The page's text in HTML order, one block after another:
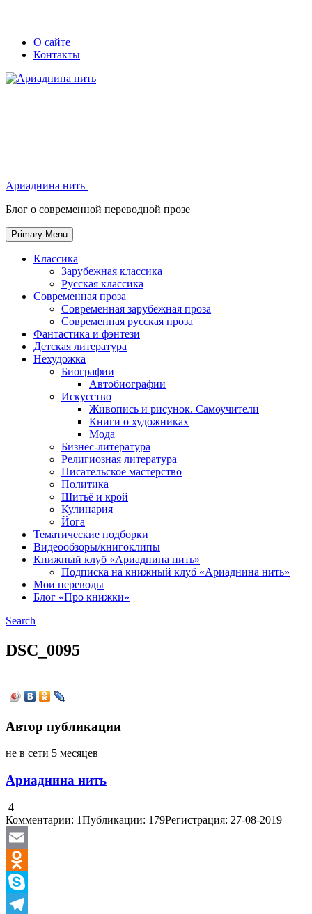
Skip
Secondary
left
navigation
Secondary
right
navigation
О сайте
Контакты
Ариаднина нить
Блог о современной переводной прозе
Primary Menu
Классика
Зарубежная классика
Русская классика
Современная проза
Современная зарубежная проза
Современная русская проза
Фантастика и фэнтези
Детская литература
Нехудожка
Биографии
Автобиографии
Искусство
Живопись и рисунок. Самоучители
Книги о художниках
Мода
Бизнес-литература
Религиозная литература
Писательское мастерство
Политика
Шитьё и крой
Кулинария
Йога
Тематические подборки
Видеообзоры/книгоклипы
Книжный клуб «Ариаднина нить»
Подписка на книжный клуб «Ариаднина нить»
Мои переводы
Блог «Про книжки»
Search
DSC_0095
Автор публикации
не в сети 5 месяцев
Ариаднина нить
4
Комментарии: 1Публикации: 179Регистрация: 27-08-2019
Email
Odnoklassniki
Skype